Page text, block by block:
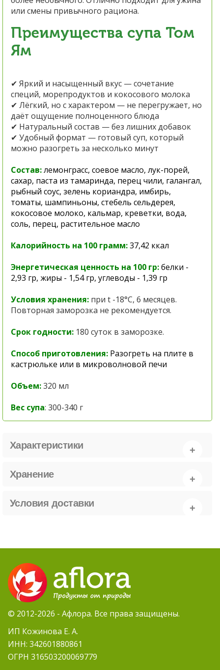
или смены привычного рациона.
Преимущества супа Том
Ям
✔ Яркий и насыщенный вкус — сочетание
специй, морепродуктов и кокосового молока
✔ Лёгкий, но с характером — не перегружает, но
даёт ощущение полноценного блюда
✔ Натуральный состав — без лишних добавок
✔ Удобный формат — готовый суп, который
можно разогреть за несколько минут
Состав:лемонграсс, соевое масло, лук-порей,
сахар, паста из тамаринда, перец чили, галангал,
рыбный соус, зелень кориандра, имбирь,
томаты, шампиньоны, стебель сельдерея,
кокосовое молоко, кальмар, креветки, вода,
соль, перец, растительное масло
Калорийность на 100 грамм:37,42 ккал
Энергетическая ценность на 100 гр:белки -
2,93 гр, жиры - 1,54 гр, углеводы - 1,39 гр
Условия хранения: при t -18°C, 6 месяцев.
Повторная заморозка не рекомендуется.
Срок годности: 180 суток в заморозке.
Способ приготовления: Разогреть на плите в
кастрюльке или в микроволновой печи
Объем:320 мл
Вес супа: 300-340 г
Характеристики
Хранение
Условия доставки
© 2012-2026 - Афлора. Все права защищены.
ИП Кожинова Е. А.
ИНН: 342601880861
ОГРН 316503200069779